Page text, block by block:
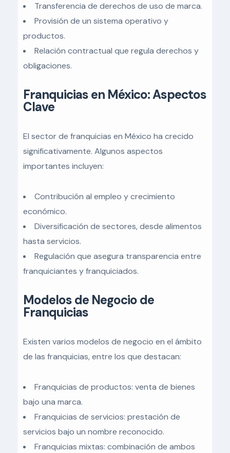
Transferencia de derechos de uso de marca.
Provisión de un sistema operativo y
productos.
Relación contractual que regula derechos y
obligaciones.
Franquicias en México: Aspectos
Clave
El sector de franquicias en México ha crecido
significativamente. Algunos aspectos
importantes incluyen:
Contribución al empleo y crecimiento
económico.
Diversificación de sectores, desde alimentos
hasta servicios.
Regulación que asegura transparencia entre
franquiciantes y franquiciados.
Modelos de Negocio de
Franquicias
Existen varios modelos de negocio en el ámbito
de las franquicias, entre los que destacan:
Franquicias de productos: venta de bienes
bajo una marca.
Franquicias de servicios: prestación de
servicios bajo un nombre reconocido.
Franquicias mixtas: combinación de ambos